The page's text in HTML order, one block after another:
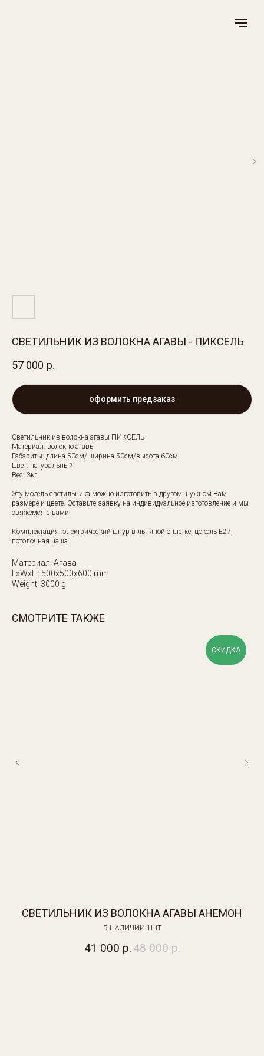
СВЕТИЛЬНИК ИЗ ВОЛОКНА АГАВЫ - ПИКСЕЛЬ
57 000 р.
оформить предзаказ
Светильник из волокна агавы ПИКСЕЛЬ
Материал: волокно агавы
Габариты: длина 50см/ ширина 50см/высота 60см
Цвет: натуральный
Вес: 3кг
Эту модель светильника можно изготовить в другом, нужном Вам
размере и цвете. Оставьте заявку на индивидуальное изготовление и мы
свяжемся с вами.
Комплектация: электрический шнур в льняной оплётке, цоколь Е27,
потолочная чаша
Материал: Агава
LxWxH: 500x500x600 mm
Weight: 3000 g
СМОТРИТЕ ТАКЖЕ
СКИДКА
СВЕТИЛЬНИК ИЗ ВОЛОКНА АГАВЫ АНЕМОН
В НАЛИЧИИ 1ШТ
41 000 р.48 000 р.